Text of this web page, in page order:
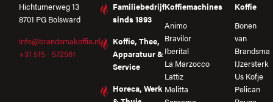
Hichtumerweg 13
8701 PG Bolsward
info@brandsmakoffie.nl
+31 515 - 572561
Familiebedrijf
sinds 1893
Koffie, Thee,
Apparatuur &
Service
Horeca, Werk
Koffiemachines
Animo
Bravilor
Iberital
La Marzocco
Lattiz
Melitta
Koffie
Bonen
van
Brandsma
IJzersterk
Us Kofje
Pelican